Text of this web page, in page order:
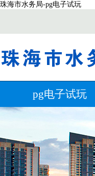
珠海市水务局-pg电子试玩
pg电子试玩